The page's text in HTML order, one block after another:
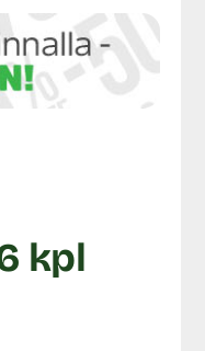
kpl